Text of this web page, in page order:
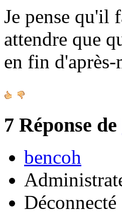
Je pense qu'il
attendre que
en fin
7 Réponse de
bencoh
Déconnecté